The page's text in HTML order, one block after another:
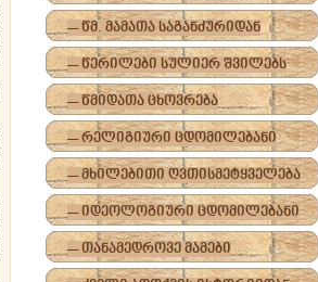
-- წმ. მამათა საგანძურიდან
-- წერილები სულიერ შვილებს
-- წმიდათა ცხოვრება
-- რელიგიური ცდომილებანი
-- მხილებითი ღვთისმეტყველება
-- იდეოლოგიური ცდომილებანი
-- თანამედროვე მამები